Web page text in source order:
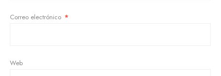
Correo electrónico *
Web